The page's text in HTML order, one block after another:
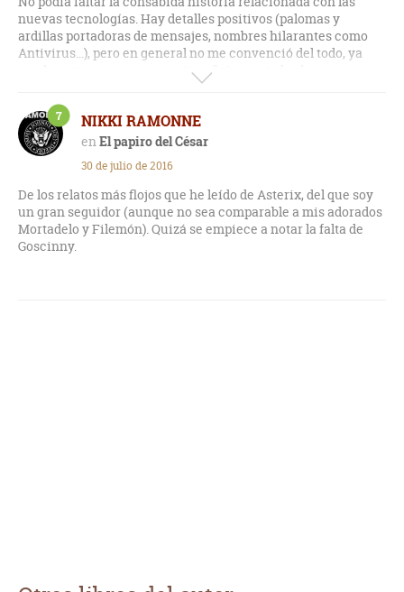
nuevas tecnologías. Hay detalles positivos (palomas y
ardillas portadoras de mensajes, nombres hilarantes como
Antivirus...), pero en general no me convenció del todo, ya
que le resta en exceso ese aire añejo que todos los
seguidores apreciamos en estos cómics.
NIKKI RAMONNE
El papiro del César
7
30 de julio de 2016
De los relatos más flojos que he leído de Asterix, del que soy
un gran seguidor (aunque no sea comparable a mis adorados
Mortadelo y Filemón). Quizá se empiece a notar la falta de
Goscinny.